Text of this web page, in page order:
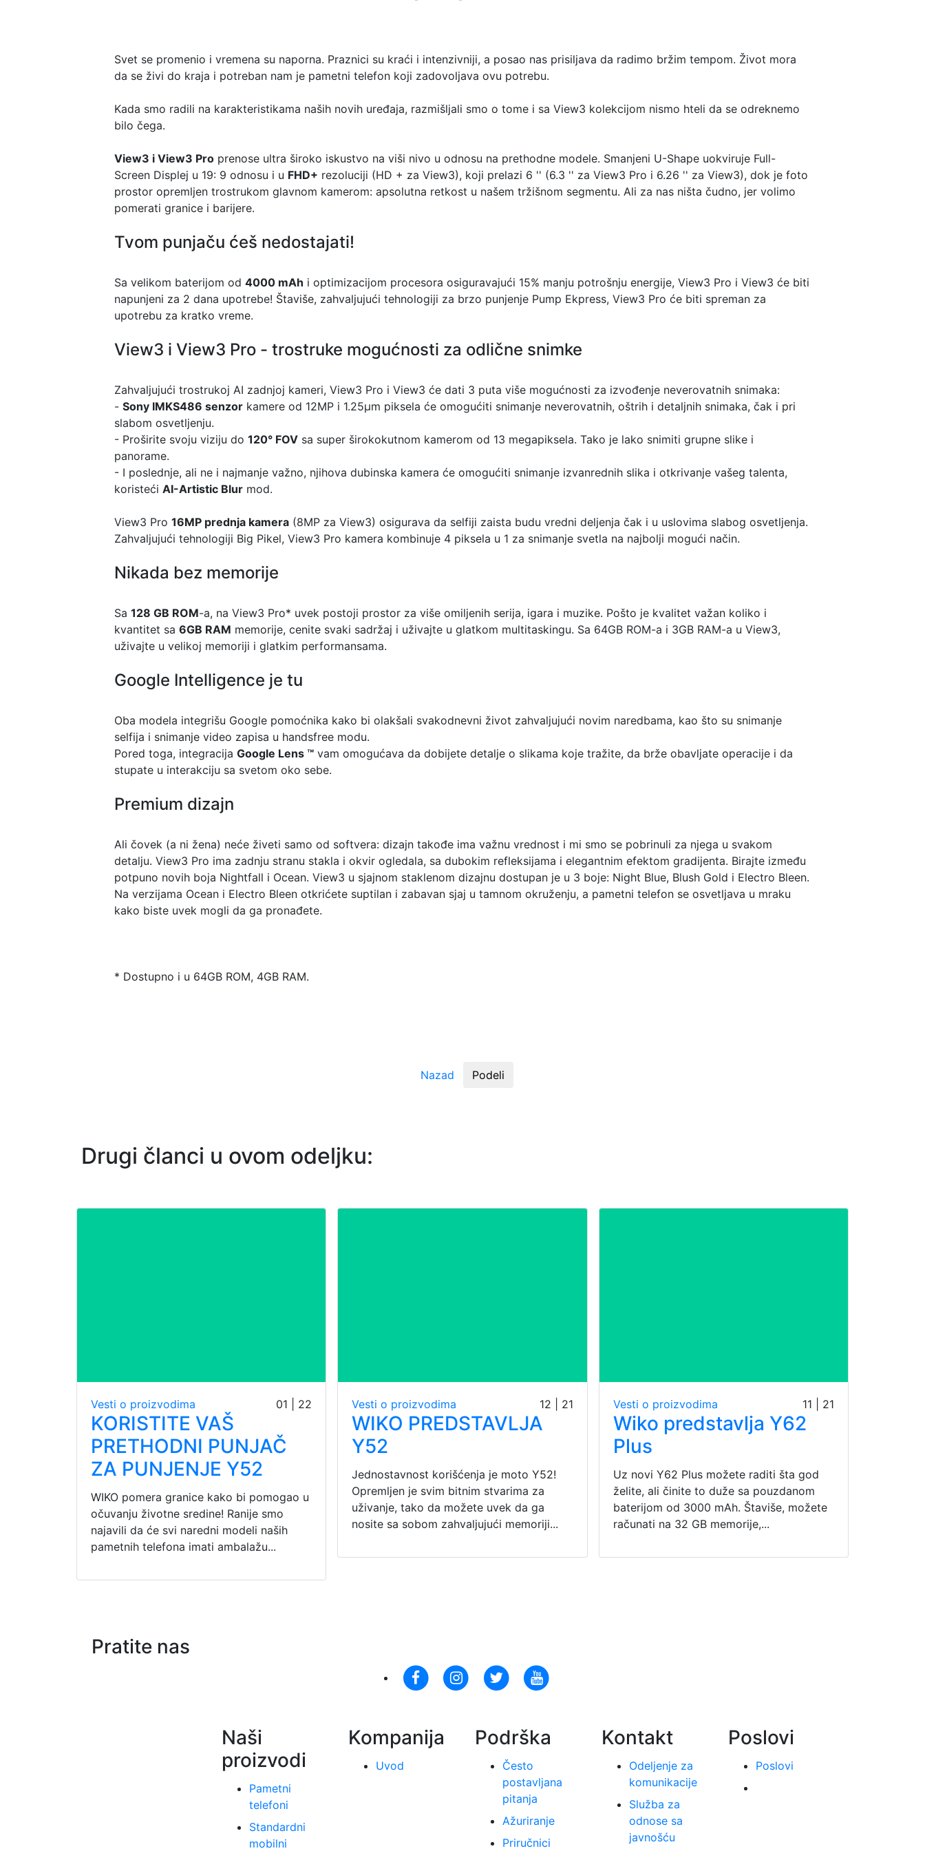
Svet se promenio i vremena su naporna. Praznici su kraći i intenzivniji, a posao nas prisiljava da radimo bržim tempom. Život mora
da se živi do kraja i potreban nam je pametni telefon koji zadovoljava ovu potrebu.
Kada smo radili na karakteristikama naših novih uređaja, razmišljali smo o tome i sa View3 kolekcijom nismo hteli da se odreknemo
bilo čega.
View3 i View3 Pro prenose ultra široko iskustvo na viši nivo u odnosu na prethodne modele. Smanjeni U-Shape uokviruje Full-
Screen Displej u 19: 9 odnosu i u FHD+ rezoluciji (HD + za View3), koji prelazi 6 '' (6.3 '' za View3 Pro i 6.26 '' za View3), dok je foto
prostor opremljen trostrukom glavnom kamerom: apsolutna retkost u našem tržišnom segmentu. Ali za nas ništa čudno, jer volimo
pomerati granice i barijere.
Tvom punjaču ćeš nedostajati!
Sa velikom baterijom od 4000 mAh i optimizacijom procesora osiguravajući 15% manju potrošnju energije, View3 Pro i View3 će biti
napunjeni za 2 dana upotrebe! Štaviše, zahvaljujući tehnologiji za brzo punjenje Pump Ekpress, View3 Pro će biti spreman za
upotrebu za kratko vreme.
View3 i View3 Pro - trostruke mogućnosti za odlične snimke
Zahvaljujući trostrukoj AI zadnjoj kameri, View3 Pro i View3 će dati 3 puta više mogućnosti za izvođenje neverovatnih snimaka:
- Sony IMKS486 senzor kamere od 12MP i 1.25µm piksela će omogućiti snimanje neverovatnih, oštrih i detaljnih snimaka, čak i pri
slabom osvetljenju.
- Proširite svoju viziju do 120° FOV sa super širokokutnom kamerom od 13 megapiksela. Tako je lako snimiti grupne slike i
panorame.
- I poslednje, ali ne i najmanje važno, njihova dubinska kamera će omogućiti snimanje izvanrednih slika i otkrivanje vašeg talenta,
koristeći AI-Artistic Blur mod.
View3 Pro 16MP prednja kamera (8MP za View3) osigurava da selfiji zaista budu vredni deljenja čak i u uslovima slabog osvetljenja.
Zahvaljujući tehnologiji Big Pikel, View3 Pro kamera kombinuje 4 piksela u 1 za snimanje svetla na najbolji mogući način.
Nikada bez memorije
Sa 128 GB ROM-a, na View3 Pro* uvek postoji prostor za više omiljenih serija, igara i muzike. Pošto je kvalitet važan koliko i
kvantitet sa 6GB RAM memorije, cenite svaki sadržaj i uživajte u glatkom multitaskingu. Sa 64GB ROM-a i 3GB RAM-a u View3,
uživajte u velikoj memoriji i glatkim performansama.
Google Intelligence je tu
Oba modela integrišu Google pomoćnika kako bi olakšali svakodnevni život zahvaljujući novim naredbama, kao što su snimanje
selfija i snimanje video zapisa u handsfree modu.
Pored toga, integracija Google Lens ™ vam omogućava da dobijete detalje o slikama koje tražite, da brže obavljate operacije i da
stupate u interakciju sa svetom oko sebe.
Premium dizajn
Ali čovek (a ni žena) neće živeti samo od softvera: dizajn takođe ima važnu vrednost i mi smo se pobrinuli za njega u svakom
detalju. View3 Pro ima zadnju stranu stakla i okvir ogledala, sa dubokim refleksijama i elegantnim efektom gradijenta. Birajte između
potpuno novih boja Nightfall i Ocean. View3 u sjajnom staklenom dizajnu dostupan je u 3 boje: Night Blue, Blush Gold i Electro Bleen.
Na verzijama Ocean i Electro Bleen otkrićete suptilan i zabavan sjaj u tamnom okruženju, a pametni telefon se osvetljava u mraku
kako biste uvek mogli da ga pronađete.
* Dostupno i u 64GB ROM, 4GB RAM.
Nazad Podeli
Drugi članci u ovom odeljku:
Vesti o proizvodima 01 | 22
KORISTITE VAŠ
PRETHODNI PUNJAČ
ZA PUNJENJE Y52
WIKO pomera granice kako bi pomogao u
očuvanju životne sredine! Ranije smo
najavili da će svi naredni modeli naših
pametnih telefona imati ambalažu...
Vesti o proizvodima 12 | 21
WIKO PREDSTAVLJA
Y52
Jednostavnost korišćenja je moto Y52!
Opremljen je svim bitnim stvarima za
uživanje, tako da možete uvek da ga
nosite sa sobom zahvaljujući memoriji...
Vesti o proizvodima 11 | 21
Wiko predstavlja Y62
Plus
Uz novi Y62 Plus možete raditi šta god
želite, ali činite to duže sa pouzdanom
baterijom od 3000 mAh. Štaviše, možete
računati na 32 GB memorije,...
Pratite nas
Naši
proizvodi
Pametni
telefoni
Standardni
mobilni
Kompanija
Uvod
Podrška
Često
postavljana
pitanja
Ažuriranje
Priručnici
Kontakt
Odeljenje za
komunikacije
Služba za
odnose sa
javnošću
Poslovi
Poslovi